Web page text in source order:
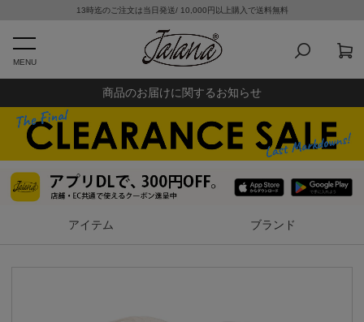
13時迄のご注文は当日発送/ 10,000円以上購入で送料無料
MENU
商品のお届けに関するお知らせ
アイテム ブランド